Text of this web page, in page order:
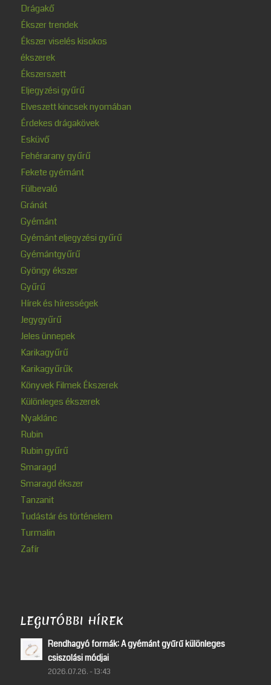
Drágakő
Ékszer trendek
Ékszer viselés kisokos
ékszerek
Ékszerszett
Eljegyzési gyűrű
Elveszett kincsek nyomában
Érdekes drágakövek
Esküvő
Fehérarany gyűrű
Fekete gyémánt
Fülbevaló
Gránát
Gyémánt
Gyémánt eljegyzési gyűrű
Gyémántgyűrű
Gyöngy ékszer
Gyűrű
Hírek és hírességek
Jegygyűrű
Jeles ünnepek
Karikagyűrű
Karikagyűrűk
Könyvek Filmek Ékszerek
Különleges ékszerek
Nyaklánc
Rubin
Rubin gyűrű
Smaragd
Smaragd ékszer
Tanzanit
Tudástár és történelem
Turmalin
Zafír
LEGUTÓBBI HÍREK
Rendhagyó formák: A gyémánt gyűrű különleges
csiszolási módjai
2026.07.26. - 13:43